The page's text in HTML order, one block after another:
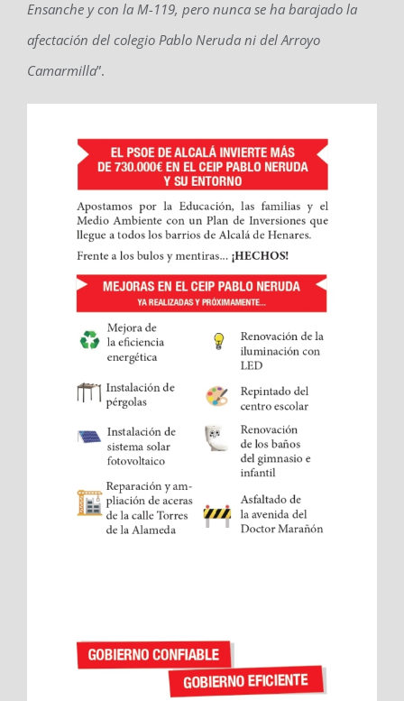
Ensanche y con la M-119, pero nunca se ha barajado la
afectación del colegio Pablo Neruda ni del Arroyo
Camarmilla”.